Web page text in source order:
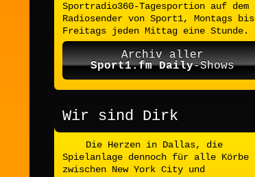
Sportradio360-Tagesportion auf dem
Radiosender von Sport1, Montags bis
Freitags jeden Mittag eine Stunde.
Archiv aller
Sport1.fm Daily-Shows
Wir sind Dirk
Die Herzen in Dallas, die
Spielanlage dennoch für alle Körbe
zwischen New York City und